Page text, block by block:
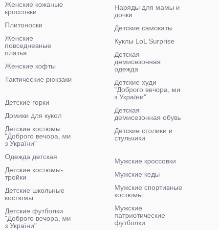
Женские кожаные
кроссовки
Плитоноски
Женские
повседневные
платья
Женские кофты
Тактические рюкзаки
Наряды для мамы и
дочки
Детские самокаты
Куклы LoL Surprise
Детская
демисезонная
одежда
Детские худи
"Доброго вечора, ми
з України"
Детская
демисезонная обувь
Детские столики и
стульчики
Детские горки
Домики для кукол
Детские костюмы
"Доброго вечора, ми
з України"
Одежда детская
Детские костюмы-
тройки
Детские школьные
костюмы
Детские футболки
"Доброго вечора, ми
з України"
Мужские кроссовки
Мужские кеды
Мужские спортивные
костюмы
Мужские
патриотические
футболки